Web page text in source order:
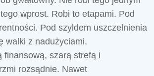
wprost. Robi to etapami. Pod
Pod szyldem uszczelnienia
walki z nadużyciami,
finansową, szarą strefą i
rozsądnie. Nawet